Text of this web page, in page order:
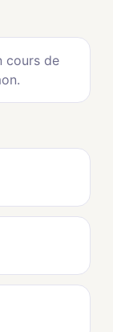
cours de